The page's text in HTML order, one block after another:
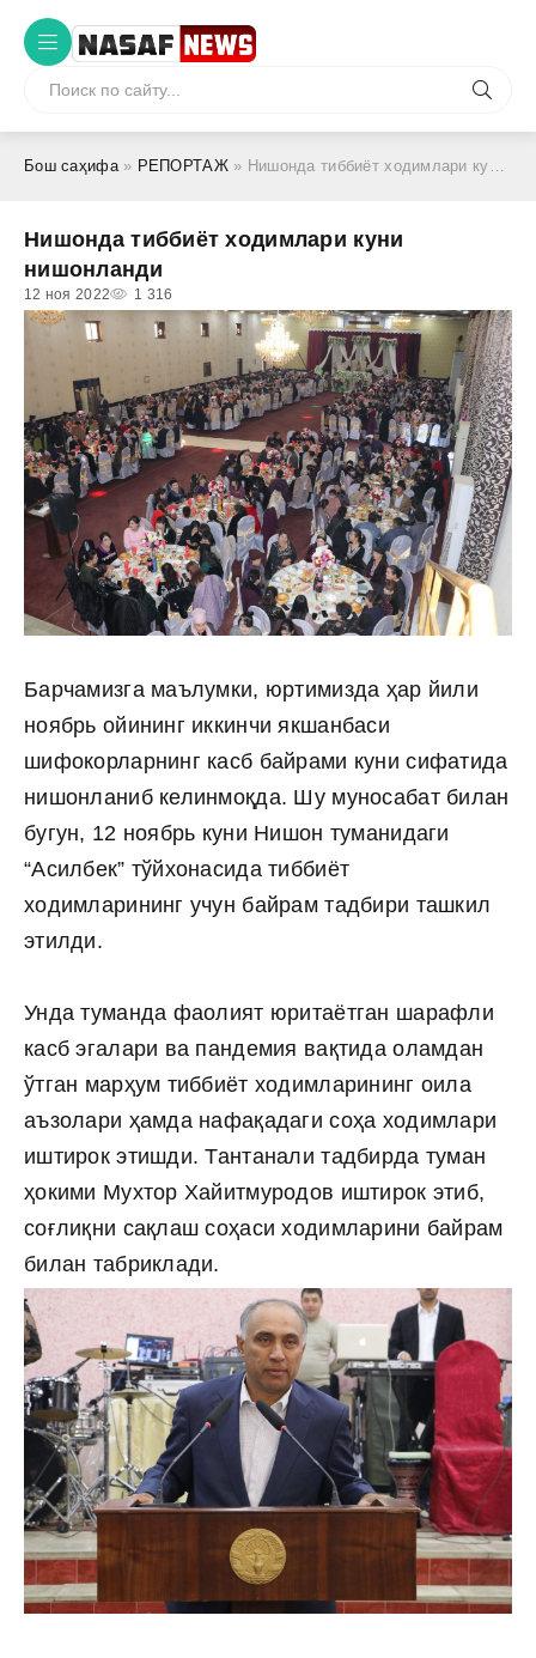
Бош саҳифа» РЕПОРТАЖ» Нишонда тиббиёт ходимлари куни нишонланди
Нишонда тиббиёт ходимлари куни
нишонланди
12 ноя 2022 1 316
Барчамизга маълумки, юртимизда ҳар йили
ноябрь ойининг иккинчи якшанбаси
шифокорларнинг касб байрами куни сифатида
нишонланиб келинмоқда. Шу муносабат билан
бугун, 12 ноябрь куни Нишон туманидаги
“Асилбек” тўйхонасида тиббиёт
ходимларининг учун байрам тадбири ташкил
этилди.
Унда туманда фаолият юритаётган шарафли
касб эгалари ва пандемия вақтида оламдан
ўтган марҳум тиббиёт ходимларининг оила
аъзолари ҳамда нафақадаги соҳа ходимлари
иштирок этишди. Тантанали тадбирда туман
ҳокими Мухтор Хайитмуродов иштирок этиб,
соғлиқни сақлаш соҳаси ходимларини байрам
билан табриклади.